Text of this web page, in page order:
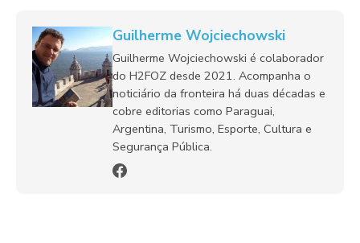
Guilherme Wojciechowski
Guilherme Wojciechowski é colaborador
do H2FOZ desde 2021. Acompanha o
noticiário da fronteira há duas décadas e
cobre editorias como Paraguai,
Argentina, Turismo, Esporte, Cultura e
Segurança Pública.